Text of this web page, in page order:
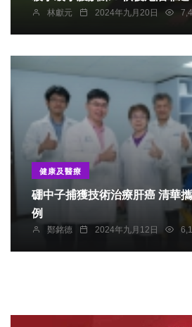
林獻元 2024年九月20日
健康及醫療
硼中子捕獲技術治療肝癌 清華攜手新竹馬偕開全首
例
鄭銘德 2024年九月12日